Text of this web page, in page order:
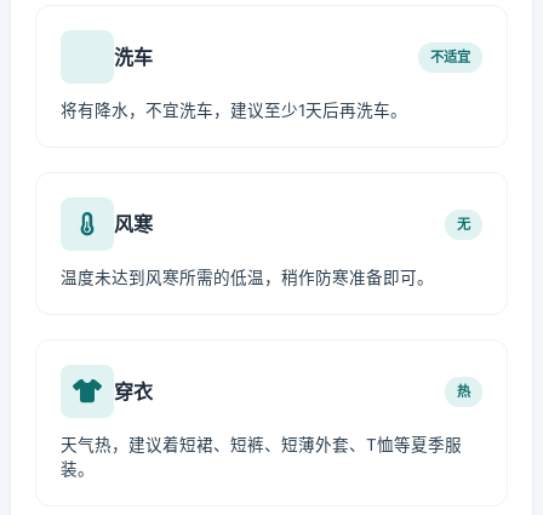
洗车 不适宜
将有降水，不宜洗车，建议至少1天后再洗车。
风寒 无
温度未达到风寒所需的低温，稍作防寒准备即可。
穿衣 热
天气热，建议着短裙、短裤、短薄外套、T恤等夏季服
装。